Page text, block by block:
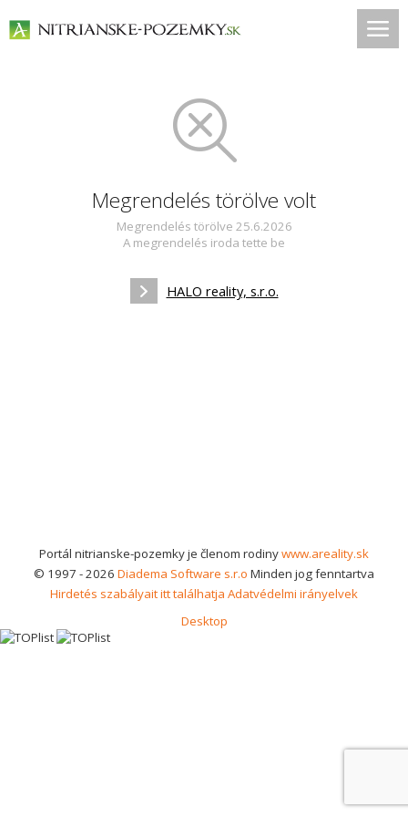
Megrendelés törölve volt
Megrendelés törölve 25.6.2026
A megrendelés iroda tette be
HALO reality, s.r.o.
Portál nitrianske-pozemky je členom rodinywww.areality.sk
© 1997 - 2026 Diadema Software s.r.o Minden jog fenntartva
Hirdetés szabályait itt találhatja Adatvédelmi irányelvek
Desktop